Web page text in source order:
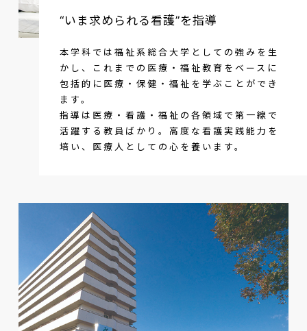
“いま求められる看護”を指導
本学科では福祉系総合大学としての強みを生
かし、これまでの医療・福祉教育をベースに
包括的に医療・保健・福祉を学ぶことができ
ます。
指導は医療・看護・福祉の各領域で第一線で
活躍する教員ばかり。高度な看護実践能力を
培い、医療人としての心を養います。